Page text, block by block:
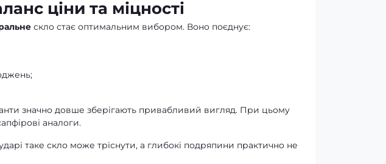
ціни та міцності
скло стає оптимальним вибором. Воно поєднує:
значно довше зберігають привабливий вигляд. При цьому
аналоги.
таке скло може тріснути, а глибокі подряпини практично не